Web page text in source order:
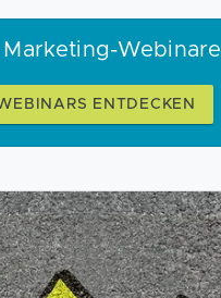
Marketing-Webinare
ENTDECKEN